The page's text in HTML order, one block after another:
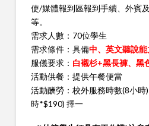
使/媒體報到區報到手續、外賓
等。
需求人數：70位學生
需求條件：具備中、英文聽說能
服儀要求： 白襯杉+黑長褲、黑
活動供餐：提供午餐便當
活動酬勞：校外服務時數(8小
時*$190) 擇一